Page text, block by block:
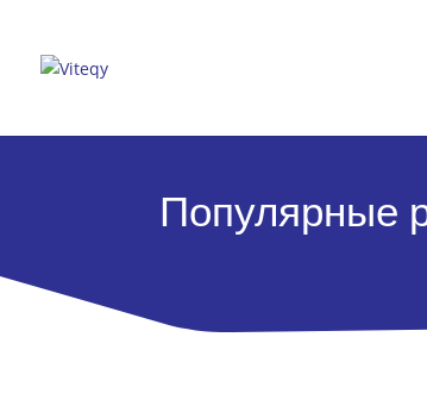
Популярные